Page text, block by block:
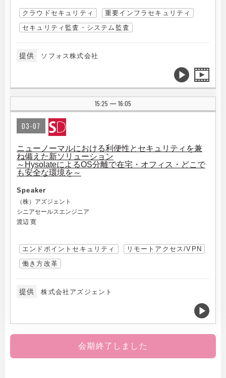
クラウドセキュリティ
重要インフラセキュリティ
セキュリティ監査・システム監査
提供 ソフォス株式会社
15:25 | 16:05
D3-07
ニューノーマルにおける利便性とセキュリティを兼
ね備えた新ソリューション
～HysolateによるOS分離で在宅・オフィス・どこで
も安全な環境を～
Speaker
（株）アズジェント
シニアセールスエンジニア
渡辺 寛
エンドポイントセキュリティ
リモートアクセス/VPN
働き方改革
提供 株式会社アズジェント
会期終了しました